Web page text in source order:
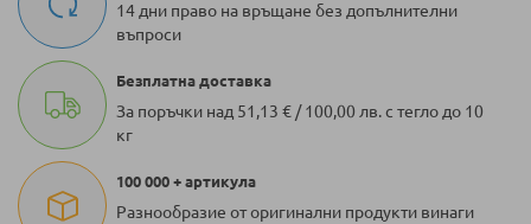
14 дни право на връщане без допълнителни
въпроси
Безплатна доставка
За поръчки над 51,13 € / 100,00 лв. с тегло до 10
кг
100 000 + артикула
Разнообразие от оригинални продукти винаги